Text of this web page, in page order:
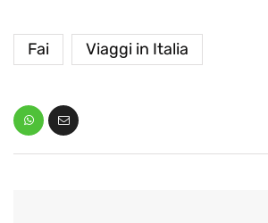
Fai Viaggi in Italia